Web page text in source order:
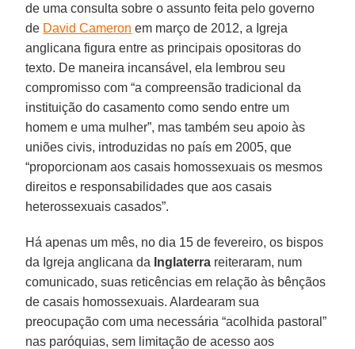
de uma consulta sobre o assunto feita pelo governo
de David Cameron em março de 2012, a Igreja
anglicana figura entre as principais opositoras do
texto. De maneira incansável, ela lembrou seu
compromisso com “a compreensão tradicional da
instituição do casamento como sendo entre um
homem e uma mulher”, mas também seu apoio às
uniões civis, introduzidas no país em 2005, que
“proporcionam aos casais homossexuais os mesmos
direitos e responsabilidades que aos casais
heterossexuais casados”.
Há apenas um mês, no dia 15 de fevereiro, os bispos
da Igreja anglicana da Inglaterra reiteraram, num
comunicado, suas reticências em relação às bênçãos
de casais homossexuais. Alardearam sua
preocupação com uma necessária “acolhida pastoral”
nas paróquias, sem limitação de acesso aos